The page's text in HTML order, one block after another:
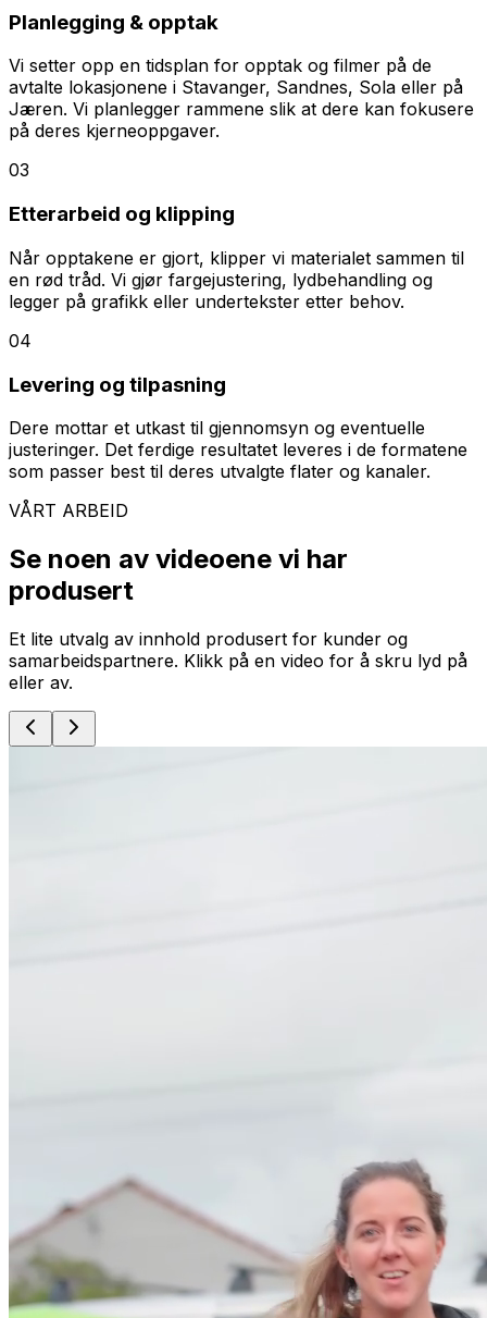
Planlegging & opptak
Vi setter opp en tidsplan for opptak og filmer på de
avtalte lokasjonene i Stavanger, Sandnes, Sola eller på
Jæren. Vi planlegger rammene slik at dere kan fokusere
på deres kjerneoppgaver.
03
Etterarbeid og klipping
Når opptakene er gjort, klipper vi materialet sammen til
en rød tråd. Vi gjør fargejustering, lydbehandling og
legger på grafikk eller undertekster etter behov.
04
Levering og tilpasning
Dere mottar et utkast til gjennomsyn og eventuelle
justeringer. Det ferdige resultatet leveres i de formatene
som passer best til deres utvalgte flater og kanaler.
VÅRT ARBEID
Se noen av videoene vi har
produsert
Et lite utvalg av innhold produsert for kunder og
samarbeidspartnere. Klikk på en video for å skru lyd på
eller av.